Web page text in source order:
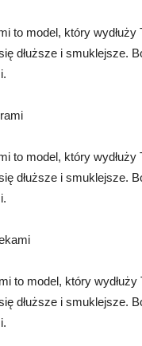
to model, który
dłuższe i smuklejsze.
to model, który
dłuższe i smuklejsze.
to model, który
dłuższe i smuklejsze.